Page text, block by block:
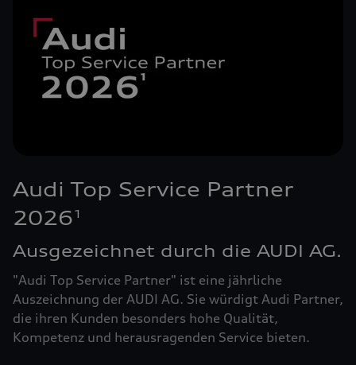
Audi Top Service Partner
20261
Ausgezeichnet durch die AUDI AG.
"Audi Top Service Partner" ist eine jährliche
Auszeichnung der AUDI AG. Sie würdigt Audi Partner,
die ihren Kunden besonders hohe Qualität,
Kompetenz und herausragenden Service bieten.